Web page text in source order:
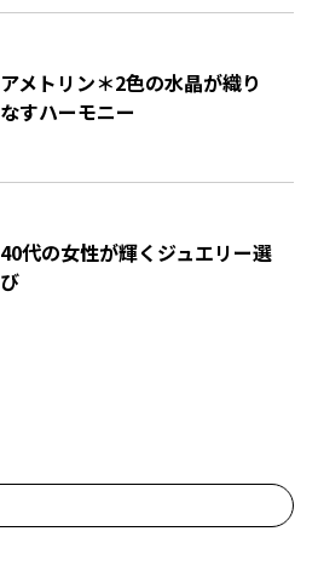
アメトリン＊2色の水晶が織り
なすハーモニー
40代の女性が輝くジュエリー選
び